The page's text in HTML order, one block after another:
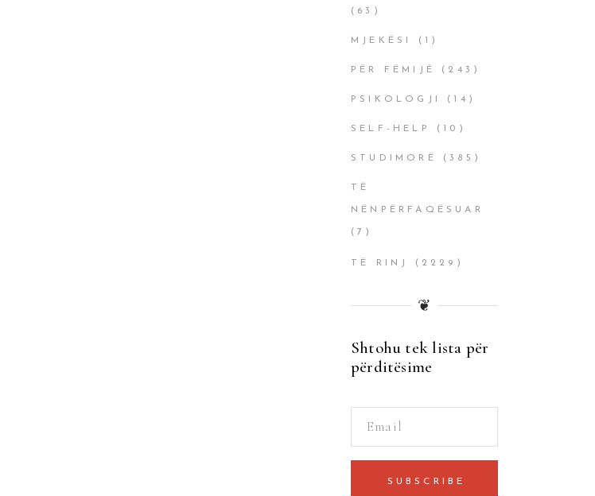
(63)
MJEKËSI (1)
PËR FËMIJË (243)
PSIKOLOGJI (14)
SELF-HELP (10)
STUDIMORË (385)
TË
NËNPËRFAQËSUAR
(7)
TË RINJ (2229)
❦
Shtohu tek lista për
përditësime
SUBSCRIBE